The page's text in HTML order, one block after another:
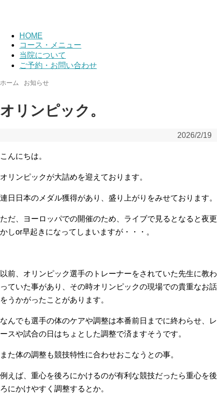
HOME
コース・メニュー
当院について
ご予約・お問い合わせ
ホーム お知らせ
オリンピック。
2026/2/19
こんにちは。
オリンピックが大詰めを迎えております。
連日日本のメダル獲得があり、盛り上がりをみせております。
ただ、ヨーロッパでの開催のため、ライブで見るとなると夜更
かしor早起きになってしまいますが・・・。
以前、オリンピック選手のトレーナーをされていた先生に教わ
っていた事があり、その時オリンピックの現場での貴重なお話
をうかがったことがあります。
なんでも選手の体のケアや調整は本番前日までに終わらせ、レ
ースや試合の日はちょとした調整で済ますそうです。
また体の調整も競技特性に合わせおこなうとの事。
例えば、重心を後ろにかけるのが有利な競技だったら重心を後
ろにかけやすく調整するとか。